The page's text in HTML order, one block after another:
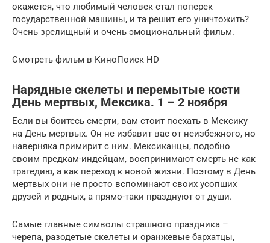
окажется, что любимый человек стал поперек
государственной машины, и та решит его уничтожить?
Очень зрелищный и очень эмоциональный фильм.
Смотреть фильм в КиноПоиск HD
Нарядные скелеты и перемытые кости
День мертвых, Мексика. 1 – 2 ноября
Если вы боитесь смерти, вам стоит поехать в Мексику
на День мертвых. Он не избавит вас от неизбежного, но
наверняка примирит с ним. Мексиканцы, подобно
своим предкам-индейцам, воспринимают смерть не как
трагедию, а как переход к новой жизни. Поэтому в День
мертвых они не просто вспоминают своих усопших
друзей и родных, а прямо-таки празднуют от души.
Самые главные символы страшного праздника –
черепа, разодетые скелеты и оранжевые бархатцы,